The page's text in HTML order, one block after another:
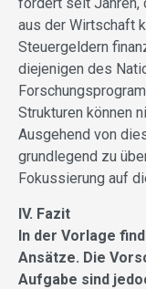
aus der Wirtschaft
Steuergeldern
diejenigen des
Strukturen können
Ausgehend von
grundlegend zu
Fokussierung auf
IV. Fazit
In der Vorlage
Ansätze. Die
Aufgabe sind